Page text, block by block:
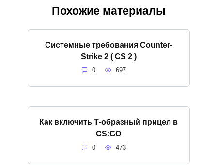
Похожие материалы
Системные требования Counter-
Strike 2 ( CS 2 )
0 697
Как включить Т-образный прицел в
CS:GO
0 473